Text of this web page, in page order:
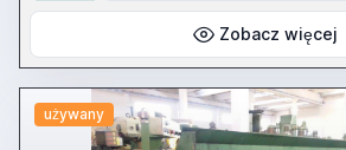
Zobacz więcej
używany